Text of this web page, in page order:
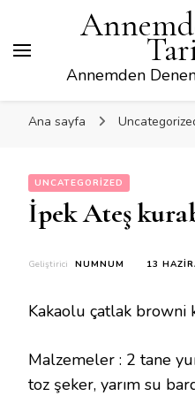
Annemden
Ana sayfa
UNCATEGORIZED
İpek Ateş
Geliştirici NUMNUM 13
Kakaolu çatlak browni
Malzemeler : 2 tane
toz şeker, yarım su